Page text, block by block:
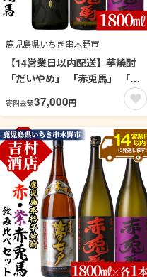
鹿児島県いちき串木野市
【14営業日以内配送】芋焼酎
「だいやめ」 「赤兎馬」 「紫
赤兎馬」1800ml 各1本 一升瓶
3本セット 濵田酒造 人気 の 焼
酎 飲み比べ セット 鹿児島 本格
芋焼酎 だいやめハイボール 焼
酎ハイボール DAIYAME ライチ
赤兎馬紫 紫の赤兎馬 水割り ロ
ック 【吉村酒店】【99-003-
39】
寄附金額37,000円